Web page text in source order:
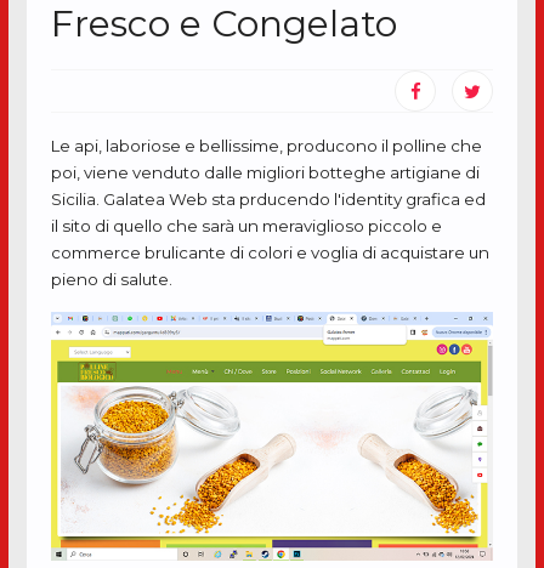
Fresco e Congelato
Le api, laboriose e bellissime, producono il polline che
poi, viene venduto dalle migliori botteghe artigiane di
Sicilia. Galatea Web sta prducendo l'identity grafica ed
il sito di quello che sarà un meraviglioso piccolo e
commerce brulicante di colori e voglia di acquistare un
pieno di salute.